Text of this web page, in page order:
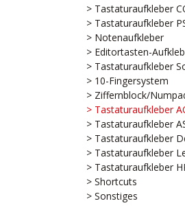
> Tastaturaufkleber
> Tastaturaufkleber
> Notenaufkleber
> Editortasten-
> Tastaturaufkleber
> 10-Fingersystem
> Ziffernblock/
> Tastaturaufkleber
> Tastaturaufkleber
> Tastaturaufkleber
> Tastaturaufkleber
> Tastaturaufkleber
> Shortcuts
> Sonstiges